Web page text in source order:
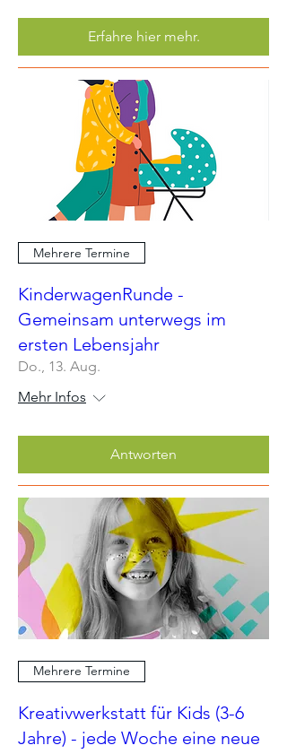
Erfahre hier mehr.
Mehrere Termine
KinderwagenRunde -
Gemeinsam unterwegs im
ersten Lebensjahr
Do., 13. Aug.
Mehr Infos
Antworten
Mehrere Termine
Kreativwerkstatt für Kids (3-6
Jahre) - jede Woche eine neue